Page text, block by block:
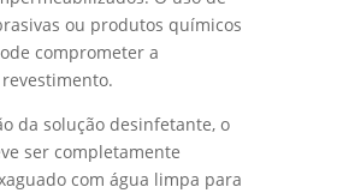
ou produtos químicos
comprometer a
da solução desinfetante, o
ser completamente
com água limpa para